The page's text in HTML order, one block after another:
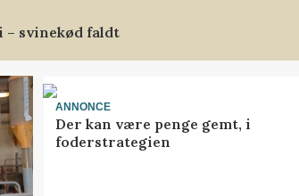
– svinekød faldt
ANNONCE
Der kan være penge gemt, i
foderstrategien